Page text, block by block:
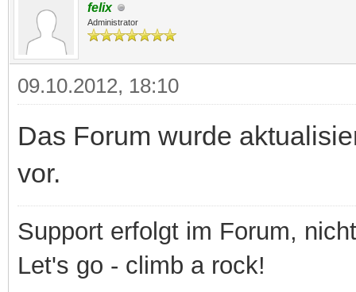
felix
Administrator
09.10.2012, 18:10
Das Forum wurde
vor.
Support erfolgt im Forum,
Let's go - climb a rock!